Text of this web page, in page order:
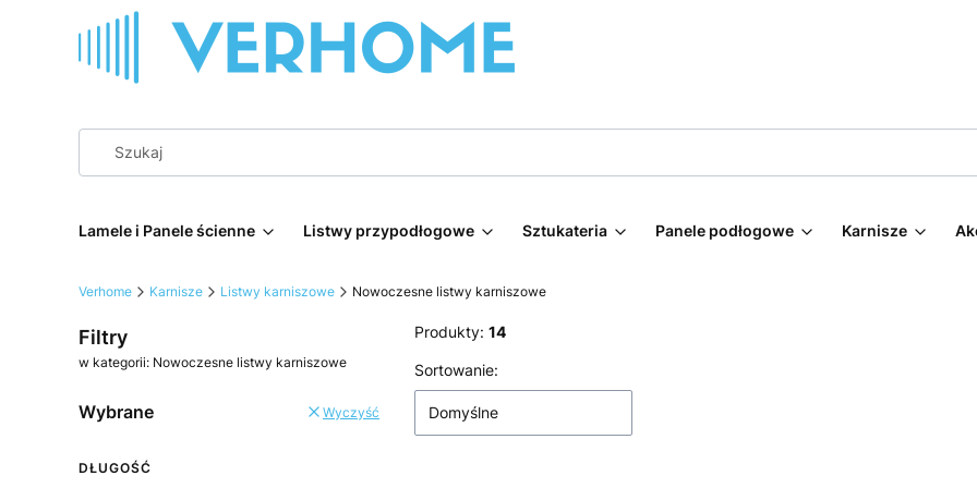
Lamele i Panele ścienne Listwy przypodłogowe Sztukateria Panele podłogowe Karnisze
Verhome Karnisze Listwy karniszowe Nowoczesne listwy karniszowe
Filtry
w kategorii: Nowoczesne listwy karniszowe
Wybrane Wyczyść
DŁUGOŚĆ
Produkty: 14
Lista produktów
Sortowanie:
Domyślne